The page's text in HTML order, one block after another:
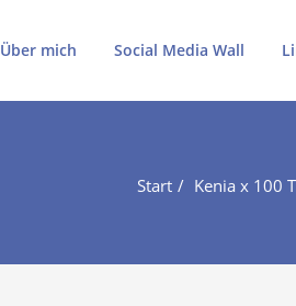
Über mich Social Media Wall
Start Kenia x 100